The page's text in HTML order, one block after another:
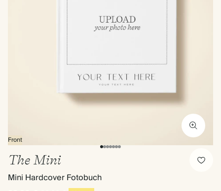
Front
The Mini
Mini Hardcover Fotobuch